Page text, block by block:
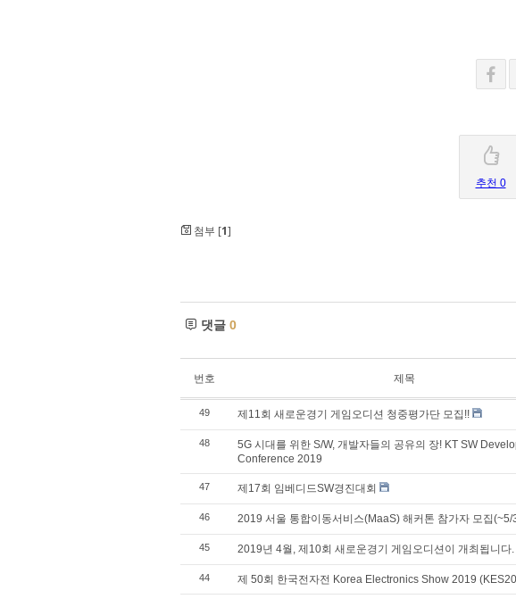
추천 0
첨부 [1]
댓글 0
번호 제목
49 제11회 새로운경기 게임오디션 청중평가단 모집!!
48
5G 시대를 위한 S/W, 개발자들의 공유의 장! KT SW
Conference 2019
47 제17회 임베디드SW경진대회
46 2019 서울 통합이동서비스(MaaS) 해커톤 참가자 모집(~5/
45 2019년 4월, 제10회 새로운경기 게임오디션이 개최됩니다.
44 제 50회 한국전자전 Korea Electronics Show 2019